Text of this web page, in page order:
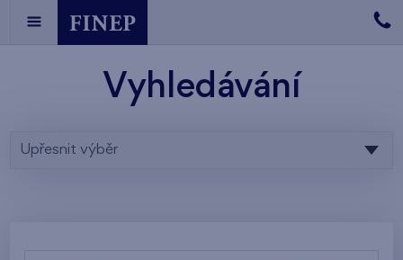
Vyhledávání
Upřesnit výběr